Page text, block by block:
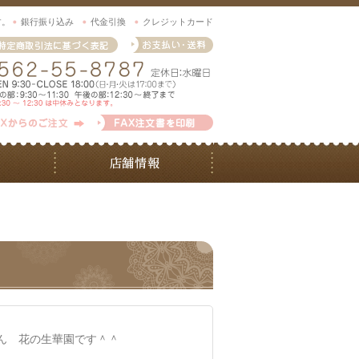
銀行振り込み 代金引換 クレジットカード
花の生華園です＾＾